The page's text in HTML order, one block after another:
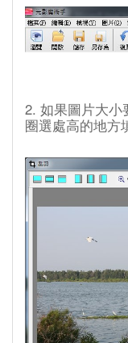
2. 如果圖片大小
圈選處高的地方